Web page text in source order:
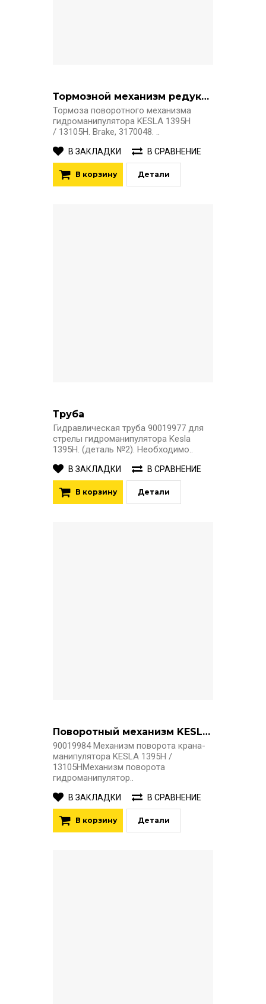
Тормозной механизм редуктора KESLA 1395H
Тормоза поворотного механизма
гидроманипулятора KESLA 1395H
/ 13105H. Brake, 3170048. ..
В ЗАКЛАДКИ В СРАВНЕНИЕ
В корзину Детали
Труба
Гидравлическая труба 90019977 для
стрелы гидроманипулятора Kesla
1395H. (деталь №2). Необходимо..
В ЗАКЛАДКИ В СРАВНЕНИЕ
В корзину Детали
Поворотный механизм KESLA 1395H
90019984 Механизм поворота крана-
манипулятора KESLA 1395H /
13105HМеханизм поворота
гидроманипулятор..
В ЗАКЛАДКИ В СРАВНЕНИЕ
В корзину Детали